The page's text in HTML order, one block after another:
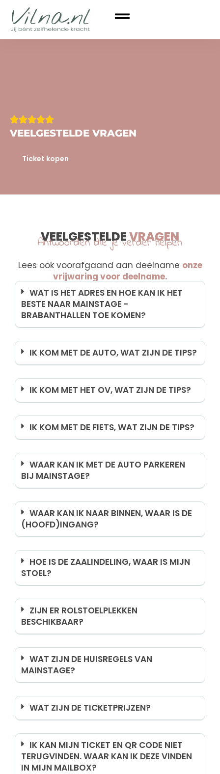
VEELGESTELDE VRAGEN
Ticket kopen
VEELGESTELDEVRAGEN
Antwoorden die je verder helpen
Lees ook voorafgaand aan deelname onze
vrijwaring voor deelname.
WAT IS HET ADRES EN HOE KAN IK HET
BESTE NAAR MAINSTAGE -
BRABANTHALLEN TOE KOMEN?
IK KOM MET DE AUTO, WAT ZIJN DE TIPS?
IK KOM MET HET OV, WAT ZIJN DE TIPS?
IK KOM MET DE FIETS, WAT ZIJN DE TIPS?
WAAR KAN IK MET DE AUTO PARKEREN
BIJ MAINSTAGE?
WAAR KAN IK NAAR BINNEN, WAAR IS DE
(HOOFD)INGANG?
HOE IS DE ZAALINDELING, WAAR IS MIJN
STOEL?
ZIJN ER ROLSTOELPLEKKEN
BESCHIKBAAR?
WAT ZIJN DE HUISREGELS VAN
MAINSTAGE?
WAT ZIJN DE TICKETPRIJZEN?
IK KAN MIJN TICKET EN QR CODE NIET
TERUGVINDEN. WAAR KAN IK DEZE VINDEN
IN MIJN MAILBOX?